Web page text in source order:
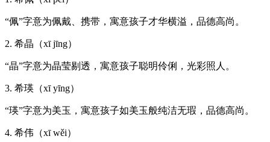
“佩”字意为佩戴、携带，寓意孩子才华横溢，品德高尚。
2. 希晶（xī jīng）
“晶”字意为晶莹剔透，寓意孩子聪明伶俐，光彩照人。
3. 希瑛（xī yīng）
“瑛”字意为美玉，寓意孩子如美玉般纯洁无瑕，品德高尚。
4. 希伟（xī wěi）